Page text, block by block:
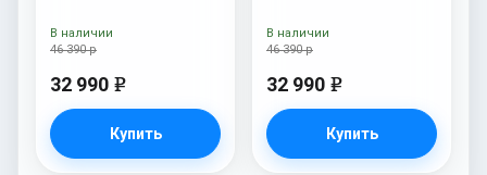
46 390 р
32 990 e
Купить
В наличии
46 390 р
32 990 e
Купить
В наличии